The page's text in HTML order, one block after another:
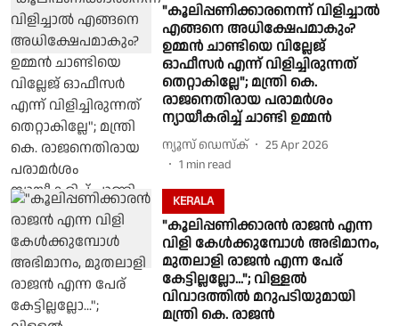
"കൂലിപ്പണിക്കാരനെന്ന് വിളിച്ചാൽ
എങ്ങനെ അധിക്ഷേപമാകും?
ഉമ്മൻ ചാണ്ടിയെ വില്ലേജ്
ഓഫീസർ എന്ന് വിളിച്ചിരുന്നത്
തെറ്റാകില്ലേ"; മന്ത്രി കെ.
രാജനെതിരായ പരാമർശം
ന്യായീകരിച്ച് ചാണ്ടി ഉമ്മൻ
ന്യൂസ് ഡെസ്ക്
25 Apr 2026
1 min read
KERALA
"കൂലിപ്പണിക്കാരന്‍ രാജന്‍ എന്ന
വിളി കേള്‍ക്കുമ്പോള്‍ അഭിമാനം,
മുതലാളി രാജന്‍ എന്ന പേര്
കേട്ടില്ലല്ലോ..."; വിള്ളൽ
വിവാദത്തിൽ മറുപടിയുമായി
മന്ത്രി കെ. രാജൻ